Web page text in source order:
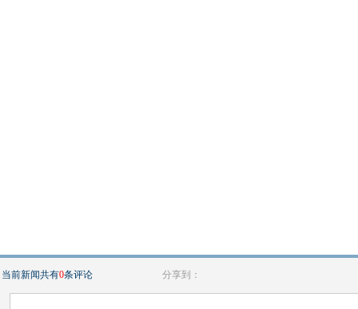
当前新闻共有0条评论 分享到：